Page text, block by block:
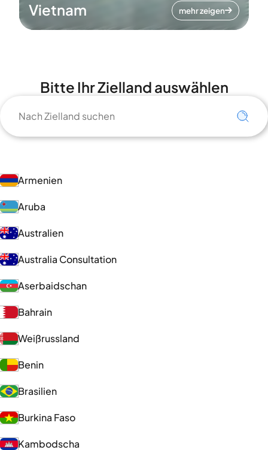
Vietnam mehr zeigen
Bitte Ihr Zielland auswählen
Armenien
Aruba
Australien
Australia Consultation
Aserbaidschan
Bahrain
Weißrussland
Benin
Brasilien
Burkina Faso
Kambodscha